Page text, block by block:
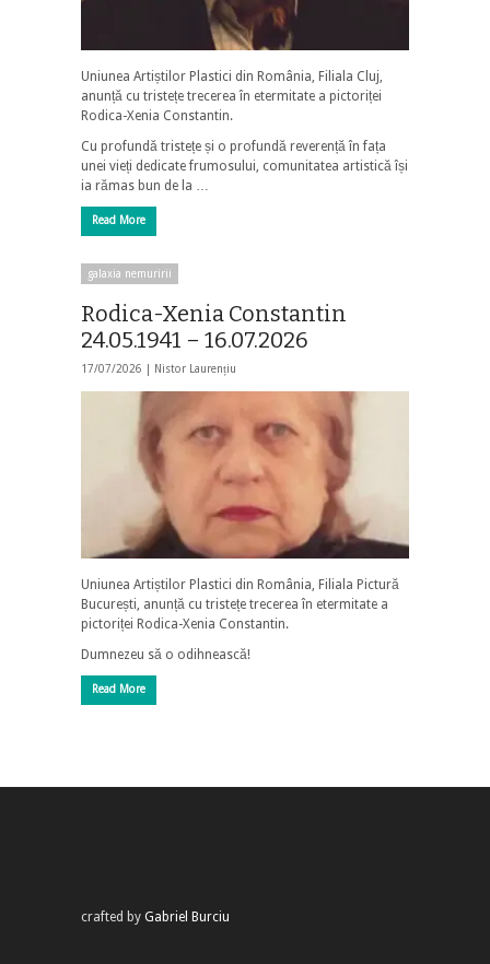
Uniunea Artiștilor Plastici din România, Filiala Cluj,
anunță cu tristețe trecerea în etermitate a pictoriței
Rodica-Xenia Constantin.
Cu profundă tristețe și o profundă reverență în fața
unei vieți dedicate frumosului, comunitatea artistică își
ia rămas bun de la …
Read More
galaxia nemuririi
Rodica-Xenia Constantin
24.05.1941 – 16.07.2026
17/07/2026 | Nistor Laurențiu
Uniunea Artiștilor Plastici din România, Filiala Pictură
București, anunță cu tristețe trecerea în etermitate a
pictoriței Rodica-Xenia Constantin.
Dumnezeu să o odihnească!
Read More
crafted by Gabriel Burciu